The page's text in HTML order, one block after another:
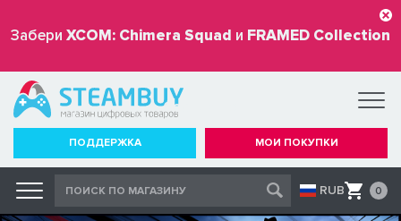
Забери XCOM: Chimera Squad и FRAMED Collection
бесплатно
ПОДДЕРЖКА МОИ ПОКУПКИ
RUB 0